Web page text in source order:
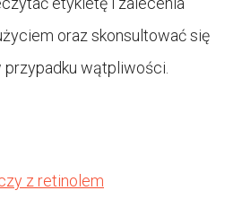
oraz skonsultować się
wątpliwości.
z retinolem